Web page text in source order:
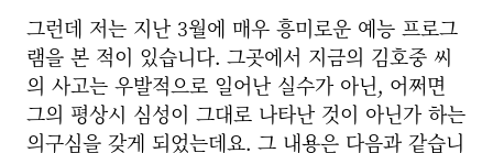
그런데 저는 지난 3월에 매우 흥미로운 예능 프로그
램을 본 적이 있습니다. 그곳에서 지금의 김호중 씨
의 사고는 우발적으로 일어난 실수가 아닌, 어쩌면
그의 평상시 심성이 그대로 나타난 것이 아닌가 하는
의구심을 갖게 되었는데요. 그 내용은 다음과 같습니